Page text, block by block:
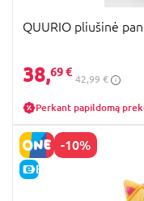
QUURIO pliušinė
38,69 €
42,99 €
Perkant papildomą
-10%
E-KAINA